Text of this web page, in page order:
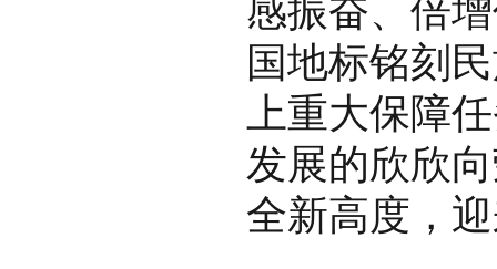
感振奋、倍
国地标铭刻
上重大保障
发展的欣欣
全新高度，